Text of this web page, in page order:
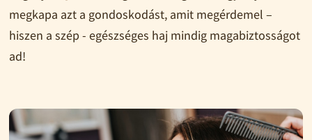
megkapa azt a gondoskodást, amit megérdemel –
hiszen a szép - egészséges haj mindig magabiztosságot
ad!